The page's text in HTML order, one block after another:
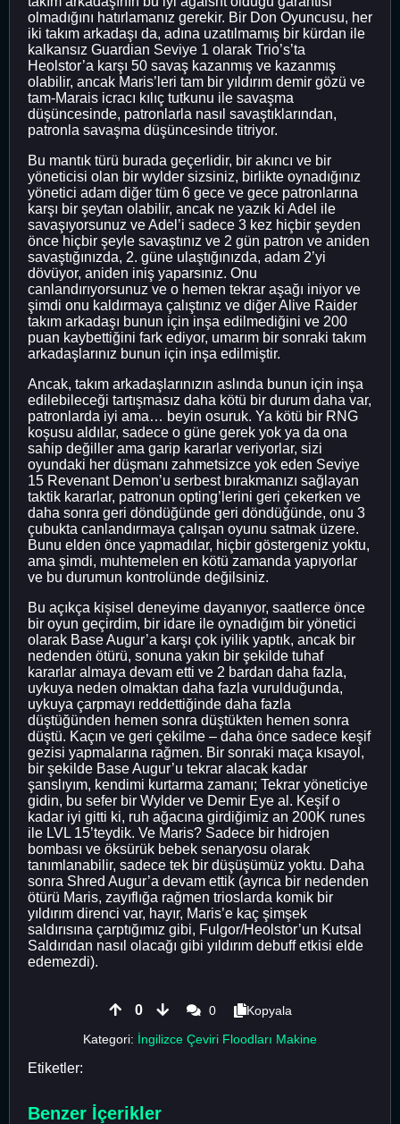
olmadığını hatırlamanız gerekir. Bir Don Oyuncusu, her
iki takım arkadaşı da, adına uzatılmamış bir kürdan ile
kalkansız Guardian Seviye 1 olarak Trio’s’ta
Heolstor’a karşı 50 savaş kazanmış ve kazanmış
olabilir, ancak Maris’leri tam bir yıldırım demir gözü ve
tam-Marais icracı kılıç tutkunu ile savaşma
düşüncesinde, patronlarla nasıl savaştıklarından,
patronla savaşma düşüncesinde titriyor.
Bu mantık türü burada geçerlidir, bir akıncı ve bir
yöneticisi olan bir wylder sizsiniz, birlikte oynadığınız
yönetici adam diğer tüm 6 gece ve gece patronlarına
karşı bir şeytan olabilir, ancak ne yazık ki Adel ile
savaşıyorsunuz ve Adel’i sadece 3 kez hiçbir şeyden
önce hiçbir şeyle savaştınız ve 2 gün patron ve aniden
savaştığınızda, 2. güne ulaştığınızda, adam 2’yi
dövüyor, aniden iniş yaparsınız. Onu
canlandırıyorsunuz ve o hemen tekrar aşağı iniyor ve
şimdi onu kaldırmaya çalıştınız ve diğer Alive Raider
takım arkadaşı bunun için inşa edilmediğini ve 200
puan kaybettiğini fark ediyor, umarım bir sonraki takım
arkadaşlarınız bunun için inşa edilmiştir.
Ancak, takım arkadaşlarınızın aslında bunun için inşa
edilebileceği tartışmasız daha kötü bir durum daha var,
patronlarda iyi ama… beyin osuruk. Ya kötü bir RNG
koşusu aldılar, sadece o güne gerek yok ya da ona
sahip değiller ama garip kararlar veriyorlar, sizi
oyundaki her düşmanı zahmetsizce yok eden Seviye
15 Revenant Demon’u serbest bırakmanızı sağlayan
taktik kararlar, patronun opting’lerini geri çekerken ve
daha sonra geri döndüğünde geri döndüğünde, onu 3
çubukta canlandırmaya çalışan oyunu satmak üzere.
Bunu elden önce yapmadılar, hiçbir göstergeniz yoktu,
ama şimdi, muhtemelen en kötü zamanda yapıyorlar
ve bu durumun kontrolünde değilsiniz.
Bu açıkça kişisel deneyime dayanıyor, saatlerce önce
bir oyun geçirdim, bir idare ile oynadığım bir yönetici
olarak Base Augur’a karşı çok iyilik yaptık, ancak bir
nedenden ötürü, sonuna yakın bir şekilde tuhaf
kararlar almaya devam etti ve 2 bardan daha fazla,
uykuya neden olmaktan daha fazla vurulduğunda,
uykuya çarpmayı reddettiğinde daha fazla
düştüğünden hemen sonra düştükten hemen sonra
düştü. Kaçın ve geri çekilme – daha önce sadece keşif
gezisi yapmalarına rağmen. Bir sonraki maça kısayol,
bir şekilde Base Augur’u tekrar alacak kadar
şanslıyım, kendimi kurtarma zamanı; Tekrar yöneticiye
gidin, bu sefer bir Wylder ve Demir Eye al. Keşif o
kadar iyi gitti ki, ruh ağacına girdiğimiz an 200K runes
ile LVL 15’teydik. Ve Maris? Sadece bir hidrojen
bombası ve öksürük bebek senaryosu olarak
tanımlanabilir, sadece tek bir düşüşümüz yoktu. Daha
sonra Shred Augur’a devam ettik (ayrıca bir nedenden
ötürü Maris, zayıflığa rağmen trioslarda komik bir
yıldırım direnci var, hayır, Maris’e kaç şimşek
saldırısına çarptığımız gibi, Fulgor/Heolstor’un Kutsal
Saldırıdan nasıl olacağı gibi yıldırım debuff etkisi elde
edemezdi).
0 0
Kopyala
Kategori: İngilizce Çeviri Floodları Makine
Etiketler:
Benzer İçerikler